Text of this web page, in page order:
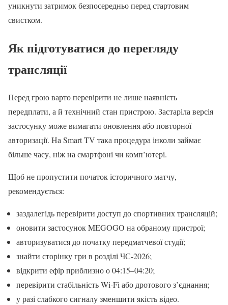
уникнути затримок безпосередньо перед стартовим
свистком.
Як підготуватися до перегляду
трансляції
Перед грою варто перевірити не лише наявність
передплати, а й технічний стан пристрою. Застаріла версія
застосунку може вимагати оновлення або повторної
авторизації. На Smart TV така процедура інколи займає
більше часу, ніж на смартфоні чи комп’ютері.
Щоб не пропустити початок історичного матчу,
рекомендується:
заздалегідь перевірити доступ до спортивних трансляцій;
оновити застосунок MEGOGO на обраному пристрої;
авторизуватися до початку передматчевої студії;
знайти сторінку гри в розділі ЧС-2026;
відкрити ефір приблизно о 04:15–04:20;
перевірити стабільність Wi-Fi або дротового з’єднання;
у разі слабкого сигналу зменшити якість відео.